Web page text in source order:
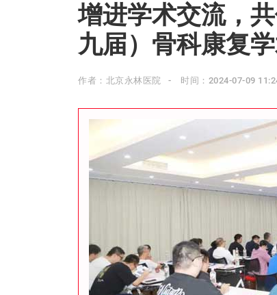
增进学术交流，
九届）骨科康复
作者：北京永林医院 时间：2024-07-09